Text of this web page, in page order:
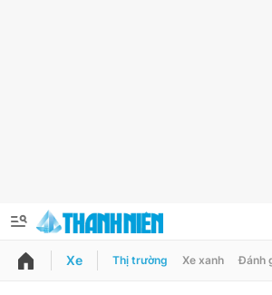
QUẢNG CÁO
Xe Thị trường Xe xanh Đánh